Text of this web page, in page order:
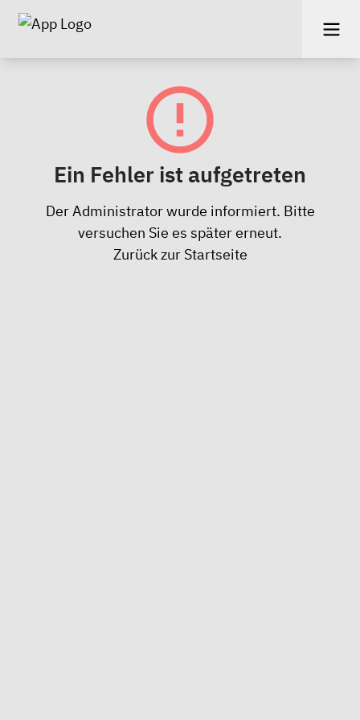
Ein Fehler ist aufgetreten
Der Administrator wurde informiert. Bitte
versuchen Sie es später erneut.
Zurück zur Startseite